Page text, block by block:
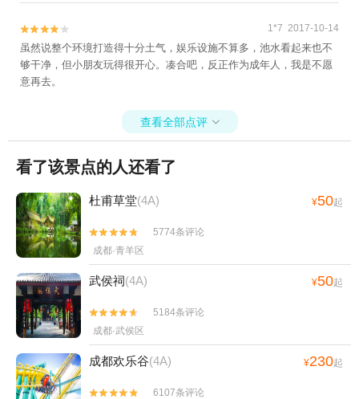

 1*7 2017-10-14
虽然说整个环境打造得十分土气，娱乐设施不算多，池水看起来也不
够干净，但小朋友玩得很开心。凑合吧，反正作为成年人，我是不愿
意再去。
查看全部点评 
看了该景点的人还看了
杜甫草堂(4A) ¥50起


5774条评论
成都·青羊区
武侯祠(4A) ¥50起


5184条评论
成都·武侯区
成都欢乐谷(4A) ¥230起


6107条评论